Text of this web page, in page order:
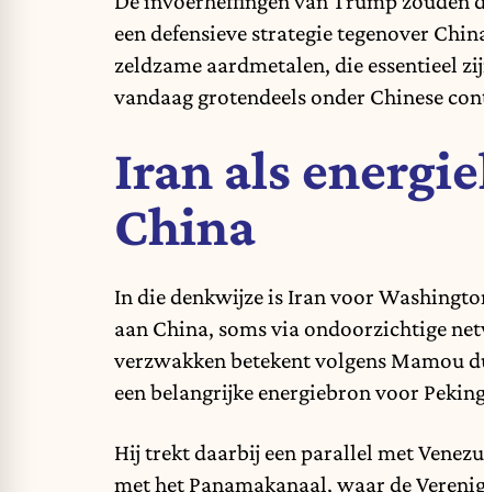
een defensieve strategie tegenover
zeldzame aardmetalen, die essentieel
vandaag grotendeels onder Chinese
Iran als
China
In die denkwijze is Iran voor
aan China, soms via ondoorzichtige
verzwakken betekent volgens Mamou
een belangrijke energiebron voor
Hij trekt daarbij een parallel met
met het Panamakanaal, waar de